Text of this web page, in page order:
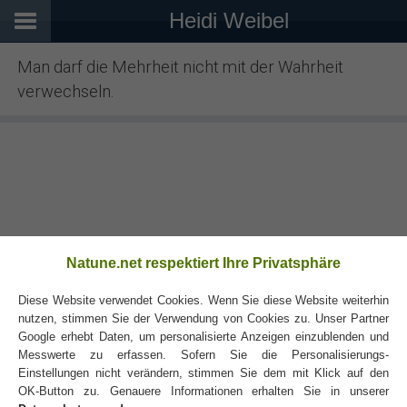
Heidi Weibel
Man darf die Mehrheit nicht mit der Wahrheit
verwechseln.
Natune.net respektiert Ihre Privatsphäre
Diese Website verwendet Cookies. Wenn Sie diese Website weiterhin
nutzen, stimmen Sie der Verwendung von Cookies zu. Unser Partner
Google erhebt Daten, um personalisierte Anzeigen einzublenden und
Messwerte zu erfassen. Sofern Sie die Personalisierungs-
Einstellungen nicht verändern, stimmen Sie dem mit Klick auf den
OK-Button zu. Genauere Informationen erhalten Sie in unserer